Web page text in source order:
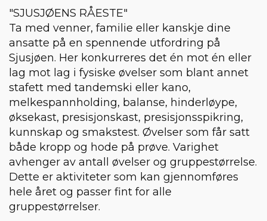
"SJUSJØENS RÅESTE"
Ta med venner, familie eller kanskje dine
ansatte på en spennende utfordring på
Sjusjøen. Her konkurreres det én mot én eller
lag mot lag i fysiske øvelser som blant annet
stafett med tandemski eller kano,
melkespannholding, balanse, hinderløype,
øksekast, presisjonskast, presisjonsspikring,
kunnskap og smakstest. Øvelser som får satt
både kropp og hode på prøve. Varighet
avhenger av antall øvelser og gruppestørrelse.
Dette er aktiviteter som kan gjennomføres
hele året og passer fint for alle
gruppestørrelser.